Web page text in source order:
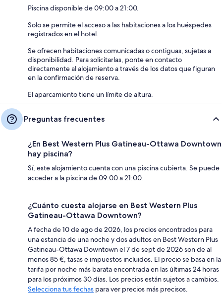
Piscina disponible de 09:00 a 21:00.
Solo se permite el acceso a las habitaciones a los huéspedes
registrados en el hotel.
Se ofrecen habitaciones comunicadas o contiguas, sujetas a
disponibilidad. Para solicitarlas, ponte en contacto
directamente al alojamiento a través de los datos que figuran
en la confirmación de reserva.
El aparcamiento tiene un límite de altura.
Preguntas frecuentes
¿En Best Western Plus Gatineau-Ottawa Downtown
hay piscina?
Sí, este alojamiento cuenta con una piscina cubierta. Se puede
acceder a la piscina de 09:00 a 21:00.
¿Cuánto cuesta alojarse en Best Western Plus
Gatineau-Ottawa Downtown?
A fecha de 10 de ago de 2026, los precios encontrados para
una estancia de una noche y dos adultos en Best Western Plus
Gatineau-Ottawa Downtown el 7 de sept de 2026 son de al
menos 85 €, tasas e impuestos incluidos. El precio se basa en la
tarifa por noche más barata encontrada en las últimas 24 horas
para los próximos 30 días. Los precios están sujetos a cambios.
Selecciona tus fechas para ver precios más precisos.